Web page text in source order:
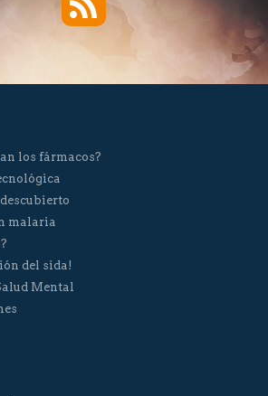
los fármacos?
malaria
del sida!
Mental